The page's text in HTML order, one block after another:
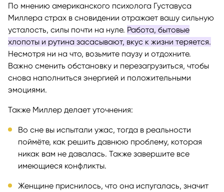
По мнению американского психолога Густавуса
Миллера страх в сновидении отражает вашу сильную
усталость, силы почти на нуле. Работа, бытовые
хлопоты и рутина засасывают, вкус к жизни теряется.
Несмотря ни на что, возьмите паузу и отдохните.
Важно сменить обстановку и перезагрузиться, чтобы
снова наполниться энергией и положительными
эмоциями.
Также Миллер делает уточнения:
Во сне вы испытали ужас, тогда в реальности
поймёте, как решить давнюю проблему, которая
никак вам не давалась. Также завершите все
имеющиеся конфликты.
Женщине приснилось, что она испугалась, значит